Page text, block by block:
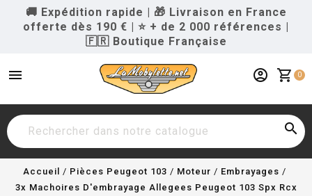
🚚 Expédition rapide | 🎁 Livraison en France
offerte dès 190 € | ⭐ + de 2 000 références |
🇫🇷 Boutique Française
menu shopping_cart 0
account_circle

Accueil Pièces Peugeot 103 Moteur
Embrayages
3x Machoires D'embrayage Allegees Peugeot 103 Spx Rcx